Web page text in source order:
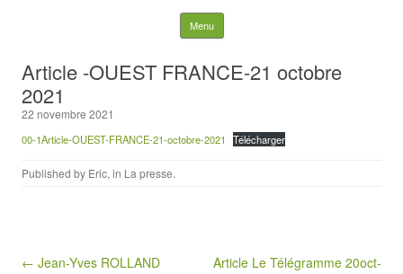
Menu Skip to content
Article -OUEST FRANCE-21 octobre
2021
22 novembre 2021
00-1Article-OUEST-FRANCE-21-octobre-2021 Télécharger
Published by Eric, in La presse.
Post navigation
← Jean-Yves ROLLAND
Article Le Télégramme 20oct-